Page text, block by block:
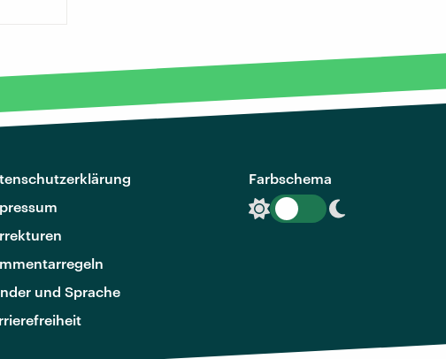
und Sprache
Farbschema